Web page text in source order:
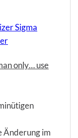
Sigma
only… use
Änderung im